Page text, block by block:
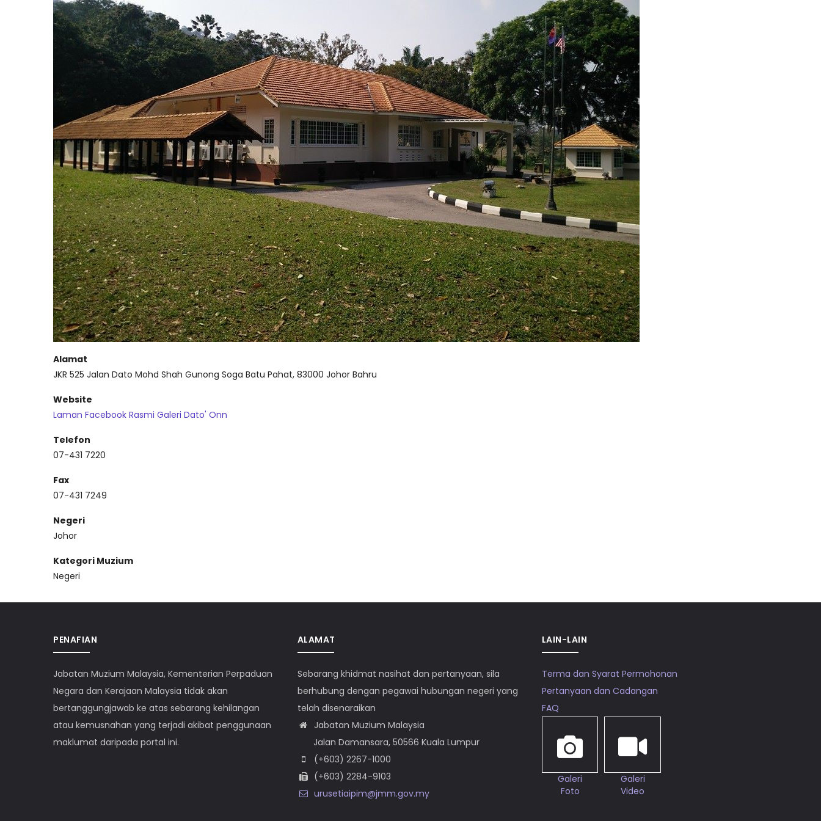
Alamat
JKR 525 Jalan Dato Mohd Shah Gunong Soga Batu Pahat, 83000 Johor Bahru
Website
Laman Facebook Rasmi Galeri Dato' Onn
Telefon
07-431 7220
Fax
07-431 7249
Negeri
Johor
Kategori Muzium
Negeri
PENAFIAN
Jabatan Muzium Malaysia, Kementerian Perpaduan
Negara dan Kerajaan Malaysia tidak akan
bertanggungjawab ke atas sebarang kehilangan
atau kemusnahan yang terjadi akibat penggunaan
maklumat daripada portal ini.
ALAMAT
Sebarang khidmat nasihat dan pertanyaan, sila
berhubung dengan pegawai hubungan negeri yang
telah disenaraikan
Jabatan Muzium Malaysia
Jalan Damansara, 50566 Kuala Lumpur
(+603) 2267-1000
(+603) 2284-9103
urusetiaipim@jmm.gov.my
LAIN-LAIN
Terma dan Syarat Permohonan
Pertanyaan dan Cadangan
FAQ
Galeri
Foto
Galeri
Video